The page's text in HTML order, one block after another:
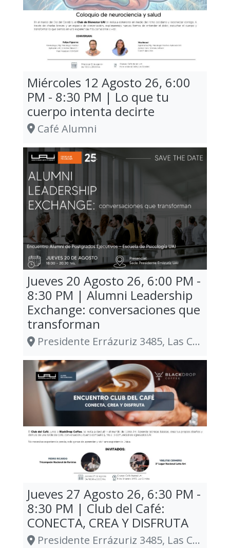
Miércoles 12 Agosto 26, 6:00
PM - 8:30 PM | Lo que tu
cuerpo intenta decirte
Café Alumni
Jueves 20 Agosto 26, 6:00 PM -
8:30 PM | Alumni Leadership
Exchange: conversaciones que
transforman
Presidente Errázuriz 3485, Las Condes
Jueves 27 Agosto 26, 6:30 PM -
8:30 PM | Club del Café:
CONECTA, CREA Y DISFRUTA
Presidente Errázuriz 3485, Las Condes